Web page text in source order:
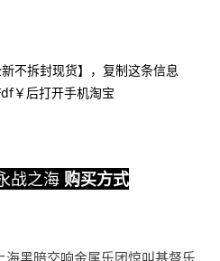
新不拆封现货】，复制这条信息
￥后打开手机淘宝
战之海 购买方式